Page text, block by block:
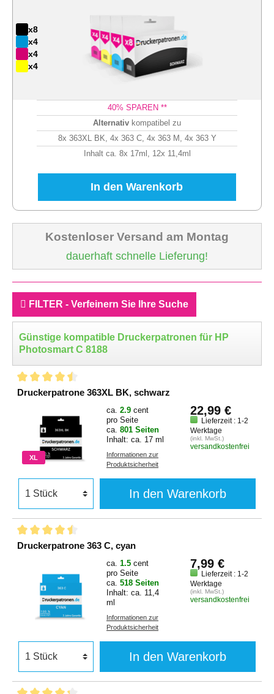
x8
x4
x4
x4
40% SPAREN **
Alternativ kompatibel zu
8x 363XL BK, 4x 363 C, 4x 363 M, 4x 363 Y
Inhalt ca. 8x 17ml, 12x 11,4ml
In den Warenkorb
Kostenloser Versand am Montag
dauerhaft schnelle Lieferung!
FILTER - Verfeinern Sie Ihre Suche
Günstige kompatible Druckerpatronen für HP
Photosmart C 8188
Druckerpatrone 363XL BK, schwarz
XL
ca. 2.9 cent
pro Seite
ca. 801 Seiten
Inhalt: ca. 17 ml
Informationen zur
Produktsicherheit
22,99 €
Lieferzeit : 1-2
Werktage
(inkl. MwSt.)
versandkostenfrei
In den Warenkorb
Druckerpatrone 363 C, cyan
ca. 1.5 cent
pro Seite
ca. 518 Seiten
Inhalt: ca. 11,4
ml
Informationen zur
Produktsicherheit
7,99 €
Lieferzeit : 1-2
Werktage
(inkl. MwSt.)
versandkostenfrei
In den Warenkorb